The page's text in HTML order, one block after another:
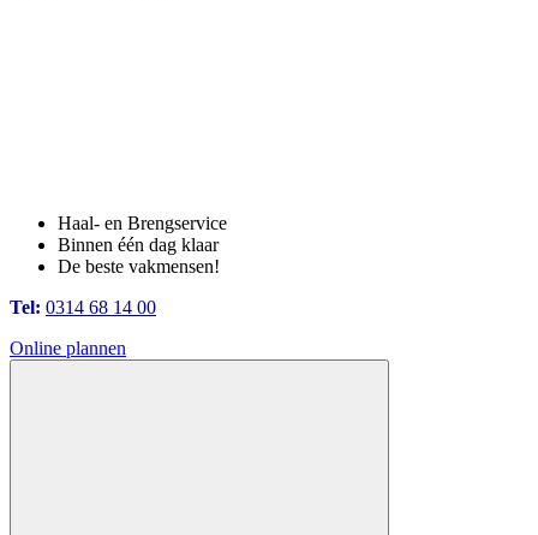
Haal- en Brengservice
Binnen één dag klaar
De beste vakmensen!
Tel: 0314 68 14 00
Online plannen